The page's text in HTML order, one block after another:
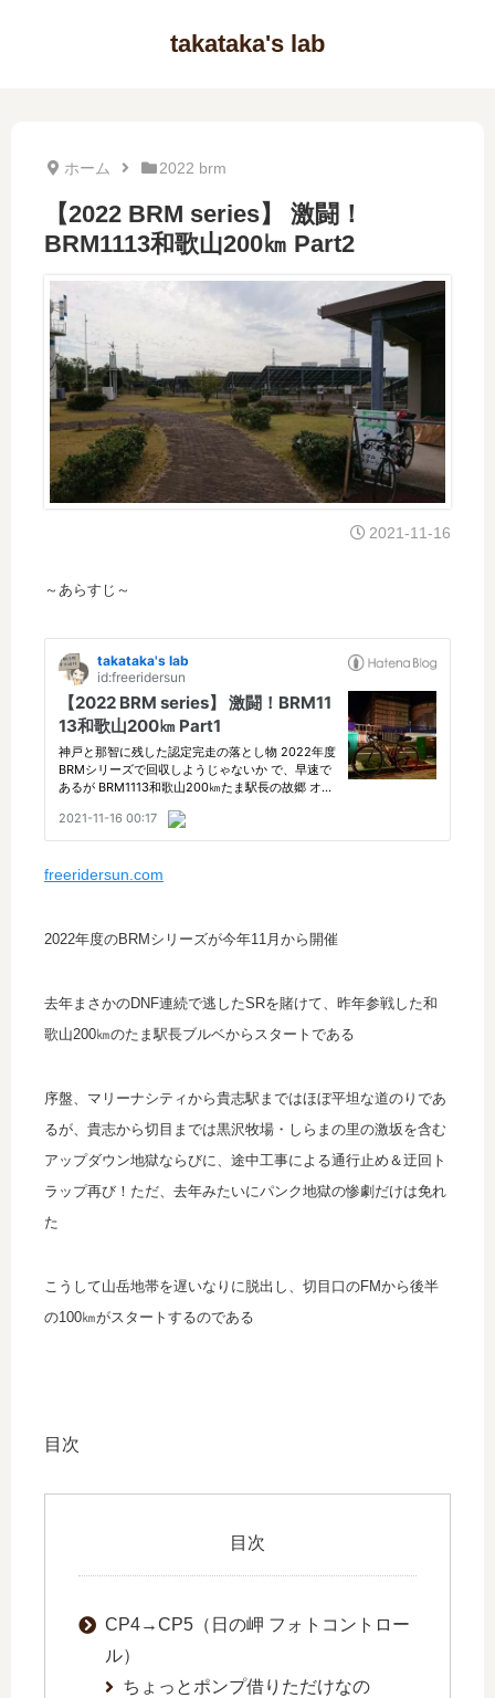
takataka's lab
ホーム 2022 brm
【2022 BRM series】 激闘！
BRM1113和歌山200㎞ Part2
2021-11-16
～あらすじ～
freeridersun.com
2022年度のBRMシリーズが今年11月から開催
去年まさかのDNF連続で逃したSRを賭けて、昨年参戦した和
歌山200㎞のたま駅長ブルベからスタートである
序盤、マリーナシティから貴志駅まではほぼ平坦な道のりであ
るが、貴志から切目までは黒沢牧場・しらまの里の激坂を含む
アップダウン地獄ならびに、 途中工事による通行止め＆迂回ト
ラップ再び！ただ、去年みたいにパンク地獄の惨劇だけは免れ
た
こうして山岳地帯を遅いなりに脱出し、切目口のFMから後半
の100㎞がスタートするのである
目次
目次
CP4→CP5（日の岬 フォトコントロー
ル）
ちょっとポンプ借りただけなの